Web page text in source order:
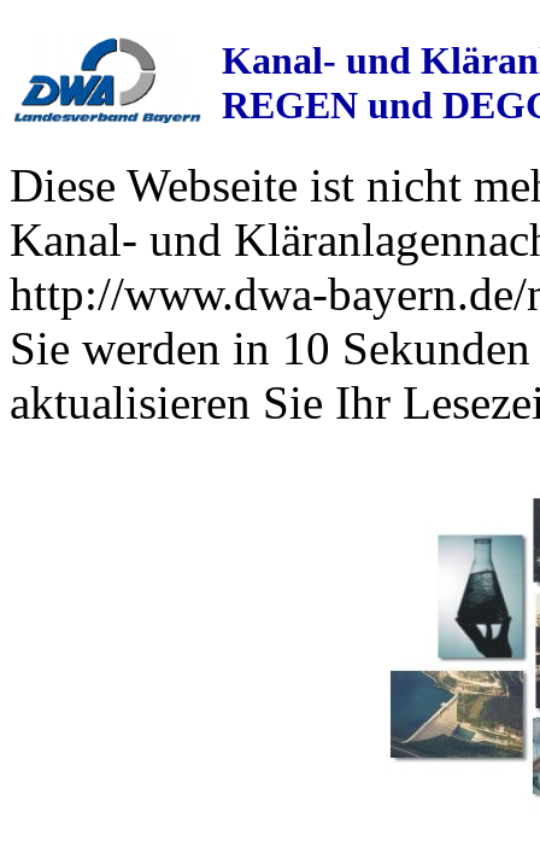
Kanal- und
REGEN und
Diese Webseite ist nicht
Kanal- und
http://www.dwa-bayern.de/
Sie werden in 10
aktualisieren Sie Ihr